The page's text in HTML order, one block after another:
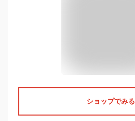
ショップでみる